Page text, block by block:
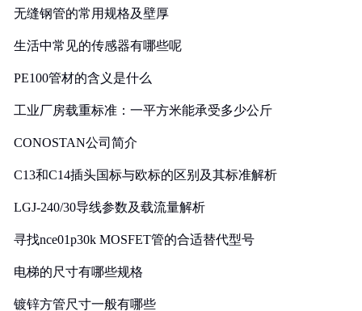
无缝钢管的常用规格及壁厚
生活中常见的传感器有哪些呢
PE100管材的含义是什么
工业厂房载重标准：一平方米能承受多少公斤
CONOSTAN公司简介
C13和C14插头国标与欧标的区别及其标准解析
LGJ-240/30导线参数及载流量解析
寻找nce01p30k MOSFET管的合适替代型号
电梯的尺寸有哪些规格
镀锌方管尺寸一般有哪些